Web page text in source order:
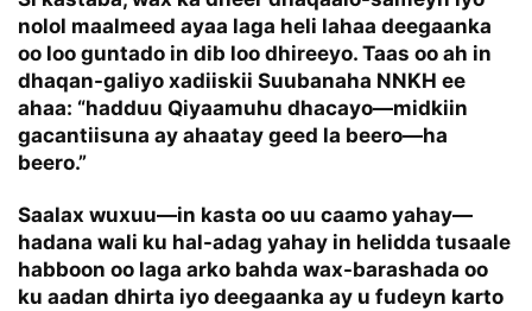
nolol maalmeed ayaa laga heli lahaa deegaanka
oo loo guntado in dib loo dhireeyo. Taas oo ah in
dhaqan-galiyo xadiiskii Suubanaha NNKH ee
ahaa: “hadduu Qiyaamuhu dhacayo—midkiin
gacantiisuna ay ahaatay geed la beero—ha
beero.”
Saalax wuxuu—in kasta oo uu caamo yahay—
hadana wali ku hal-adag yahay in helidda tusaale
habboon oo laga arko bahda wax-barashada oo
ku aadan dhirta iyo deegaanka ay u fudeyn karto